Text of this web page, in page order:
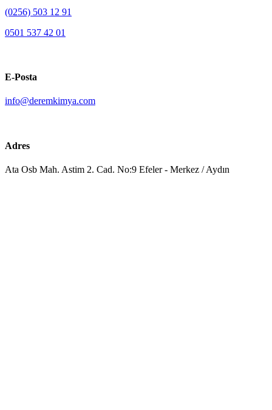
(0256) 503 12 91
0501 537 42 01
E-Posta
info@deremkimya.com
Adres
Ata Osb Mah. Astim 2. Cad. No:9 Efeler - Merkez / Aydın